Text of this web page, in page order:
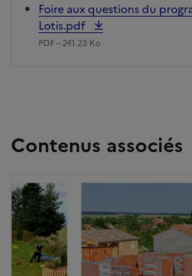
Foire aux questions du
Lotis.pdf
PDF – 241.23 Ko
Contenus associés